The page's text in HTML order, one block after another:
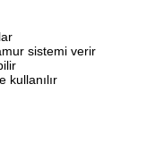
sistemi verir
kullanılır